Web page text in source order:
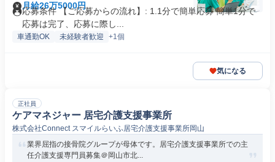
月給26万5000円
応募条件 【ご応募からの流れ】: 1.1分で簡単応募 簡単1分で
応募は完了、応募に際し...
車通勤OK 未経験者歓迎 +1個
気になる
正社員
ケアマネジャー 居宅介護支援事業所
株式会社Connect スマイルらいふ居宅介護支援事業所岡山
業界屈指の接骨院グループが母体です。居宅介護支援事業所での主
任介護支援専門員募集＠岡山市北...